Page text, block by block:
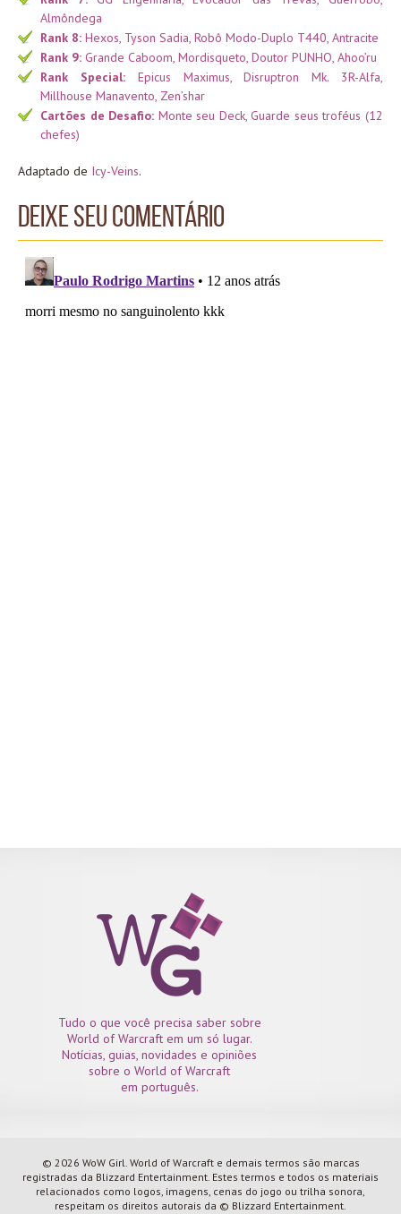
Almôndega
Rank 8: Hexos, Tyson Sadia, Robô Modo-Duplo T440, Antracite
Rank 9: Grande Caboom, Mordisqueto, Doutor PUNHO, Ahoo’ru
Rank Special:Epicus Maximus, Disruptron Mk. 3R-Alfa,
Millhouse Manavento, Zen’shar
Cartões de Desafio: Monte seu Deck, Guarde seus troféus (12
chefes)
Adaptado de Icy-Veins.
Deixe seu comentário
Tudo o que você precisa saber sobre
World of Warcraft em um só lugar.
Notícias, guias, novidades e opiniões
sobre o World of Warcraft
em português.
© 2026 WoW Girl. World of Warcraft e demais termos são marcas
registradas da Blizzard Entertainment. Estes termos e todos os materiais
relacionados como logos, imagens, cenas do jogo ou trilha sonora,
respeitam os direitos autorais da © Blizzard Entertainment.